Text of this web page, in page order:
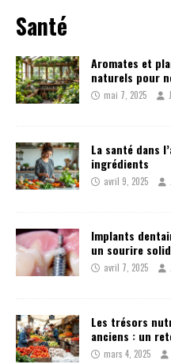
Santé
Aromates et
naturels pour
mai 7, 2025
La santé dans
ingrédients
avril 9, 2025
Implants
un sourire
avril 7, 2025
Les trésors
anciens : un
mars 4, 2025